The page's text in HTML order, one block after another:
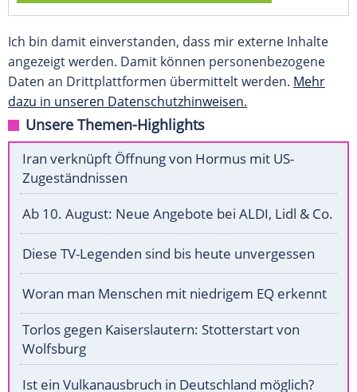
Ich bin damit einverstanden, dass mir externe Inhalte
angezeigt werden. Damit können personenbezogene
Daten an Drittplattformen übermittelt werden. Mehr
dazu in unseren Datenschutzhinweisen.
Unsere Themen-Highlights
Iran verknüpft Öffnung von Hormus mit US-
Zugeständnissen
Ab 10. August: Neue Angebote bei ALDI, Lidl & Co.
Diese TV-Legenden sind bis heute unvergessen
Woran man Menschen mit niedrigem EQ erkennt
Torlos gegen Kaiserslautern: Stotterstart von
Wolfsburg
Ist ein Vulkanausbruch in Deutschland möglich?